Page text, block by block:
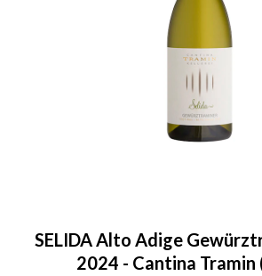
SELIDA Alto Adige
2024 - Cantina Tramin